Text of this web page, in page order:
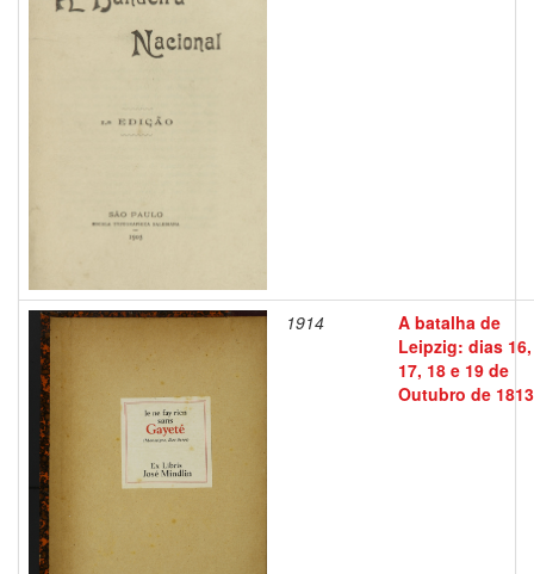
1914
A batalha de
Leipzig: dias 16,
17, 18 e 19 de
Outubro de 1813